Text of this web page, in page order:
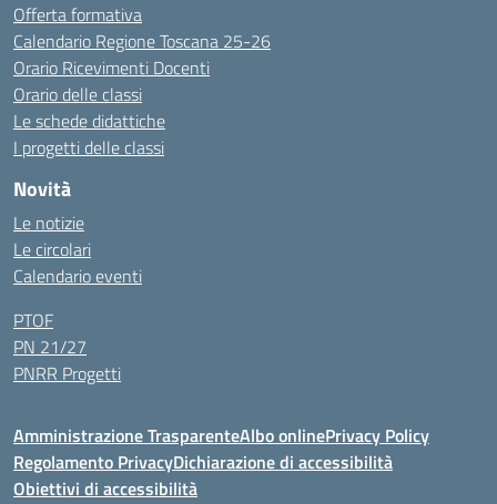
Offerta formativa
Calendario Regione Toscana 25-26
Orario Ricevimenti Docenti
Orario delle classi
Le schede didattiche
I progetti delle classi
Novità
Le notizie
Le circolari
Calendario eventi
PTOF
PN 21/27
PNRR Progetti
Amministrazione TrasparenteAlbo onlinePrivacy Policy
Regolamento PrivacyDichiarazione di accessibilità
Obiettivi di accessibilità